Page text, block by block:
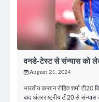
वनडे-टेस्ट से संन्यास को
August 21, 2024
भारतीय कप्तान रोहित शर्मा
बाद अंतरराष्ट्रीय टी20 से